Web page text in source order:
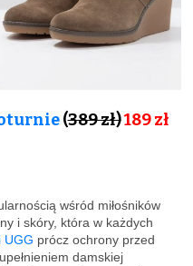
(389 zł)189 zł
wśród miłośników
i skóry, która w każdych
UGG prócz ochrony przed
damskiej